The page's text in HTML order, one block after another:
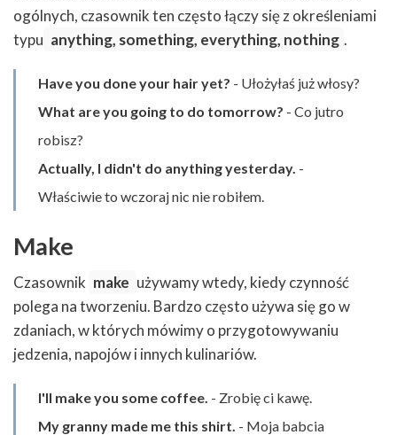
ogólnych, czasownik ten często łączy się z określeniami
typu anything, something, everything, nothing .
Have you done your hair yet? - Ułożyłaś już włosy?
What are you going to do tomorrow? - Co jutro
robisz?
Actually, I didn't do anything yesterday. -
Właściwie to wczoraj nic nie robiłem.
Make
Czasownik make używamy wtedy, kiedy czynność
polega na tworzeniu. Bardzo często używa się go w
zdaniach, w których mówimy o przygotowywaniu
jedzenia, napojów i innych kulinariów.
I'll make you some coffee. - Zrobię ci kawę.
My granny made me this shirt. - Moja babcia